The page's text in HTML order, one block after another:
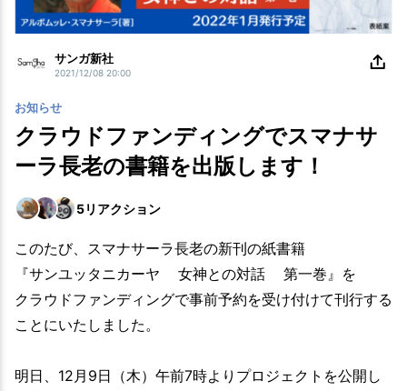
サンガ新社
2021/12/08 20:00
お知らせ
クラウドファンディングでスマナサ
ーラ長老の書籍を出版します！
5リアクション
このたび、スマナサーラ長老の新刊の紙書籍
『サンユッタニカーヤ 女神との対話 第一巻』を
クラウドファンディングで事前予約を受け付けて刊行する
ことにいたしました。
明日、12月9日（木）午前7時よりプロジェクトを公開し